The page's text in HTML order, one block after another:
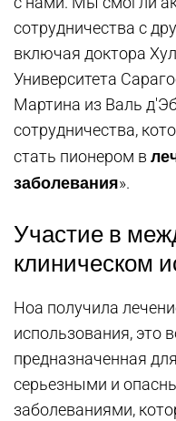
сотрудничества с
включая доктора
Университета
Мартина из Валь
сотрудничества,
стать пионером в
заболевания».
Участие в
клиническом
Ноа получила
использования, это
предназначенная
серьезными и
заболеваниями,